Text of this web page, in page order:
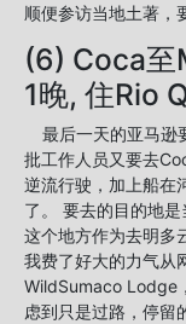
顺便参访当地土著，
(6) Coca至
1晚, 住Rio
最后一天的亚马逊
批工作人员又要去
逆流行驶，加上船在
了。 要去的目的地
这个地方作为去明多
我费了好大的力气从
WildSumaco Lodge
虑到只是过路，停留